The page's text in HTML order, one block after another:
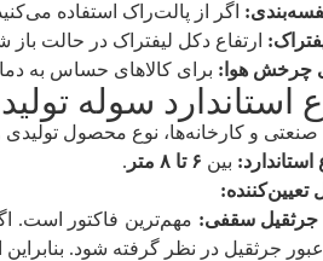
اگر از پالت‌راک استفاده
ارتفاع دکل لیفتراک در حالت
چرخش هوا: برای کالاهای حساس به
و کارخانه‌ها، نوع محصول تولیدی
استاندارد: بین ۶ تا ۸ متر
.
تعیین‌کننده:
سقفی: مهم‌ترین فاکتور است.
جرثقیل در نظر گرفته شود. بنابراین ارتفاع